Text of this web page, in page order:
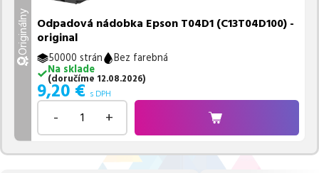
Originálny Odpadová nádobka Epson T04D1 (C13T04D100) -
original
50000 strán
Bez farebná
Na sklade
(doručíme 12.08.2026)
9,20 € s DPH
- +